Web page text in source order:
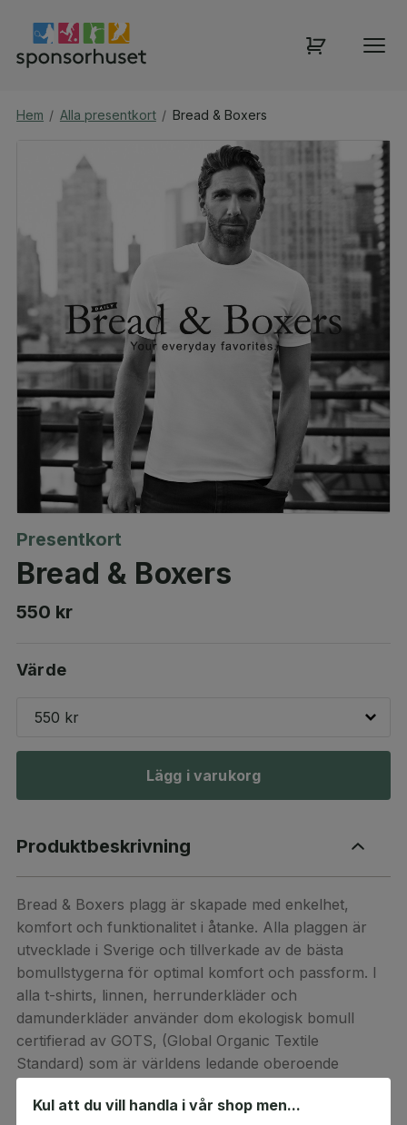
Hem / Alla presentkort / Bread & Boxers
Presentkort
Bread & Boxers
550 kr
Värde
550 kr
Lägg i varukorg
Produktbeskrivning
Bread & Boxers plagg är skapade med enkelhet,
komfort och funktionalitet i åtanke. Alla plaggen är
utvecklade i Sverige och tillverkade av de bästa
bomullstygerna för optimal komfort och passform. I
alla t-shirts, linnen, herrunderkläder och
damunderkläder använder dom ekologisk bomull
certifierad av GOTS, (Global Organic Textile
Standard) som är världens ledande oberoende
certifiering för textilier tillverkade av ekologiska fibrer.
Kul att du vill handla i vår shop men...